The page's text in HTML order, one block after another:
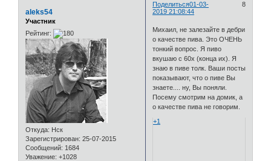
Поделиться 8
01-03-
2019 21:08:44
aleks54
Участник
Рейтинг:
Откуда: Нск
Зарегистрирован: 25-07-2015
Сообщений: 1684
Уважение: +1028
Михаил, не залезайте в дебри
о качестве пива. Это ОЧЕНЬ
тонкий вопрос. Я пиво
вкушаю с 60х (конца их). Я
знаю в пиве толк. Ваши посты
показывают, что о пиве Вы
знаете.... ну, Вы поняли.
Посему смотрим на домик, а
о качестве пива не говорим.
+1